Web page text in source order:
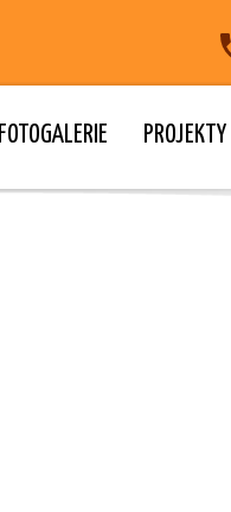
FOTOGALERIE PROJEKTY